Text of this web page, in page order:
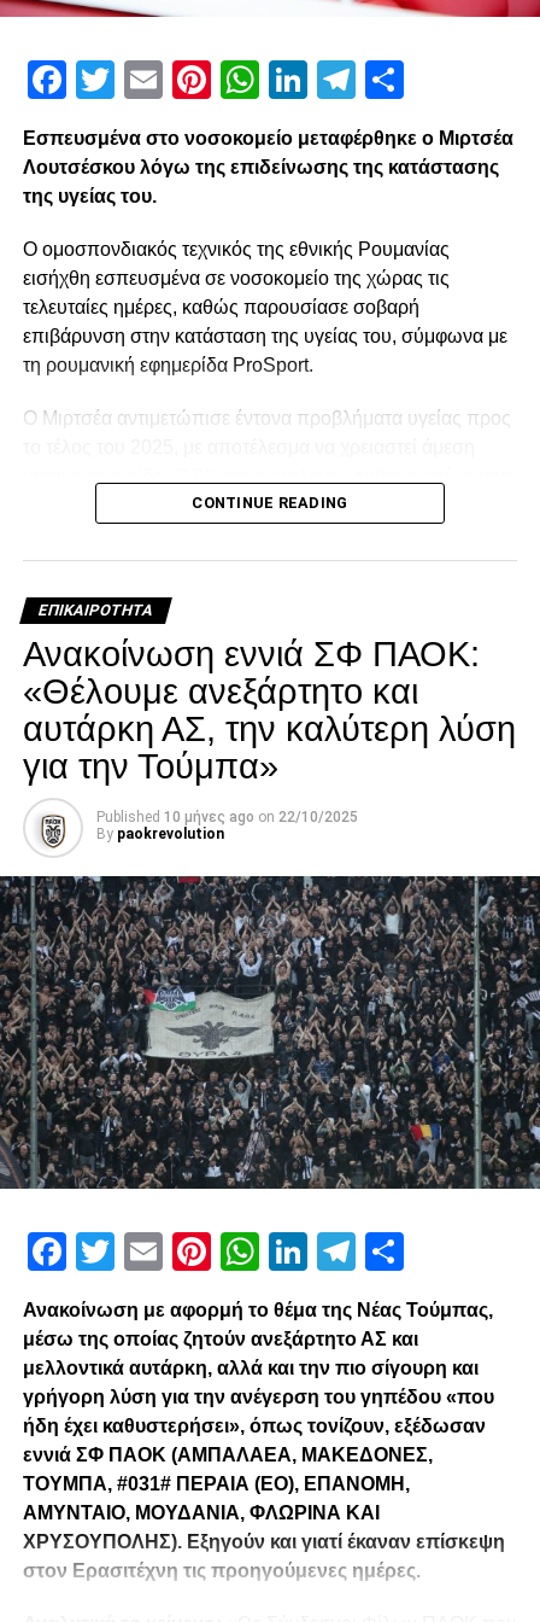
Facebook
Twitter
EmailPinterest
WhatsApp
LinkedInTelegram
Εσπευσμένα στο νοσοκομείο μεταφέρθηκε ο Μιρτσέα
Λουτσέσκου λόγω της επιδείνωσης της κατάστασης
της υγείας του.
Ο ομοσπονδιακός τεχνικός της εθνικής Ρουμανίας
εισήχθη εσπευσμένα σε νοσοκομείο της χώρας τις
τελευταίες ημέρες, καθώς παρουσίασε σοβαρή
επιβάρυνση στην κατάσταση της υγείας του, σύμφωνα με
τη ρουμανική εφημερίδα ProSport.
Ο Μιρτσέα αντιμετώπισε έντονα προβλήματα υγείας προς
κρυολόγημα, το οποίο επηρέασε αρνητικά την ήδη
αναγκαία να νοσηλευτεί. Οι πληροφορίες αναφέρουν ότι η
νοσηλείας του.
Facebook
Twitter
EmailPinterest
WhatsApp
LinkedIn
Telegram
CONTINUE READING
ΕΠΙΚΑΙΡΌΤΗΤΑ
Ανακοίνωση εννιά ΣΦ ΠΑΟΚ:
«Θέλουμε ανεξάρτητο και
αυτάρκη ΑΣ, την καλύτερη λύση
για την Τούμπα»
Published 10 μήνες ago on 22/10/2025
By paokrevolution
Facebook
Twitter
EmailPinterest
WhatsApp
LinkedIn
Telegram
Ανακοίνωση με αφορμή το θέμα της Νέας Τούμπας,
μέσω της οποίας ζητούν ανεξάρτητο ΑΣ και
μελλοντικά αυτάρκη, αλλά και την πιο σίγουρη και
γρήγορη λύση για την ανέγερση του γηπέδου «που
ήδη έχει καθυστερήσει», όπως τονίζουν, εξέδωσαν
εννιά ΣΦ ΠΑΟΚ (ΑΜΠΑΛΑΕΑ, ΜΑΚΕΔΟΝΕΣ,
ΤΟΥΜΠΑ, #031# ΠΕΡΑΙΑ (ΕΟ), ΕΠΑΝΟΜΗ,
ΑΜΥΝΤΑΙΟ, ΜΟΥΔΑΝΙΑ, ΦΛΩΡΙΝΑ ΚΑΙ
ΧΡΥΣΟΥΠΟΛΗΣ). Εξηγούν και γιατί έκαναν επίσκεψη
στον Ερασιτέχνη τις προηγούμενες ημέρες.